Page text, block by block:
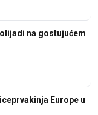
na gostujućem
Europe u